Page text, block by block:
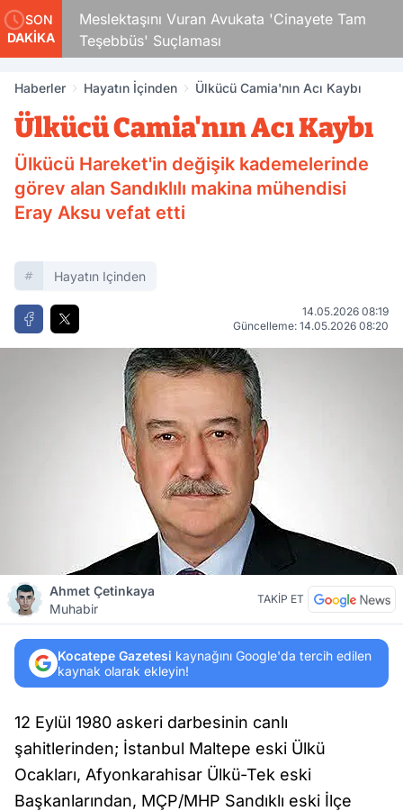
SON
DAKİKA
Meslektaşını Vuran Avukata 'Cinayete Tam
Teşebbüs' Suçlaması
Haberler Hayatın İçinden Ülkücü Camia'nın Acı Kaybı
Ülkücü Camia'nın Acı Kaybı
Ülkücü Hareket'in değişik kademelerinde
görev alan Sandıklılı makina mühendisi
Eray Aksu vefat etti
Hayatın Içinden
14.05.2026 08:19
Güncelleme: 14.05.2026 08:20
Ahmet Çetinkaya
Muhabir
TAKİP ET
Kocatepe Gazetesi kaynağını Google'da tercih edilen
kaynak olarak ekleyin!
12 Eylül 1980 askeri darbesinin canlı
şahitlerinden; İstanbul Maltepe eski Ülkü
Ocakları, Afyonkarahisar Ülkü-Tek eski
Başkanlarından, MÇP/MHP Sandıklı eski İlçe